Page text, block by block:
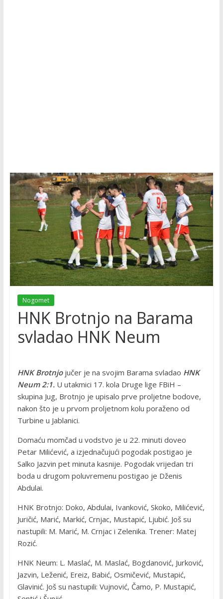
Nogomet
HNK Brotnjo na Barama
svladao HNK Neum
HNK Brotnjojučer je na svojim Barama svladao HNK
Neum 2:1. U utakmici 17. kola Druge lige FBiH –
skupina Jug, Brotnjo je upisalo prve proljetne bodove,
nakon što je u prvom proljetnom kolu poraženo od
Turbine u Jablanici.
Domaću momčad u vodstvo je u 22. minuti doveo
Petar Milićević, a izjednačujući pogodak postigao je
Salko Jazvin pet minuta kasnije. Pogodak vrijedan tri
boda u drugom poluvremenu postigao je Dženis
Abdulai.
HNK Brotnjo: Doko, Abdulai, Ivanković, Skoko, Milićević,
Juričić, Marić, Markić, Crnjac, Mustapić, Ljubić. Još su
nastupili: M. Marić, M. Crnjac i Zelenika. Trener: Matej
Rozić.
HNK Neum: L. Maslać, M. Maslać, Bogdanović, Jurković,
Jazvin, Leženić, Ereiz, Babić, Osmičević, Mustapić,
Glavinić. Još su nastupili: Vujnović, Čamo, P. Mustapić,